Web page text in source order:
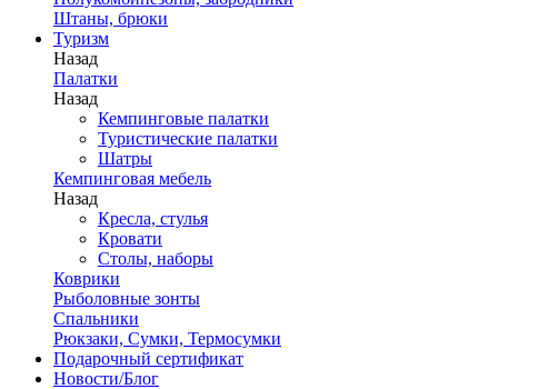
Штаны, брюки
Туризм
Назад
Палатки
Назад
Кемпинговые палатки
Туристические палатки
Шатры
Кемпинговая мебель
Назад
Кресла, стулья
Кровати
Столы, наборы
Коврики
Рыболовные зонты
Спальники
Рюкзаки, Сумки, Термосумки
Подарочный сертификат
Новости/Блог